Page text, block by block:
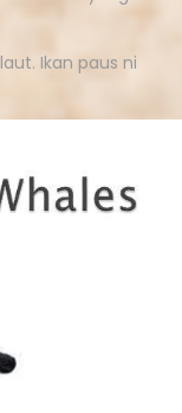
Ikan paus ni